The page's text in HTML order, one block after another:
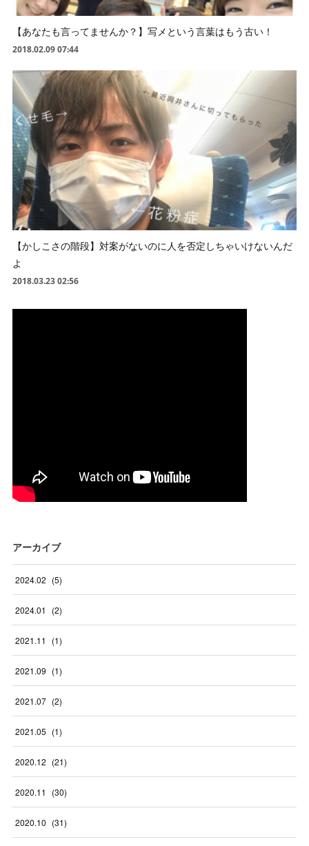
【あなたも言ってませんか？】写メという言葉はもう古い！
2018.02.09 07:44
【かしこさの階段】対案がないのに人を否定しちゃいけないんだ
よ
2018.03.23 02:56
アーカイブ
2024.02 (5)
2024.01 (2)
2021.11 (1)
2021.09 (1)
2021.07 (2)
2021.05 (1)
2020.12 (21)
2020.11 (30)
2020.10 (31)